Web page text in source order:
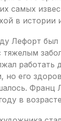
самых
в истории
Лефорт был
тяжелым
работать
но его
Франц
в